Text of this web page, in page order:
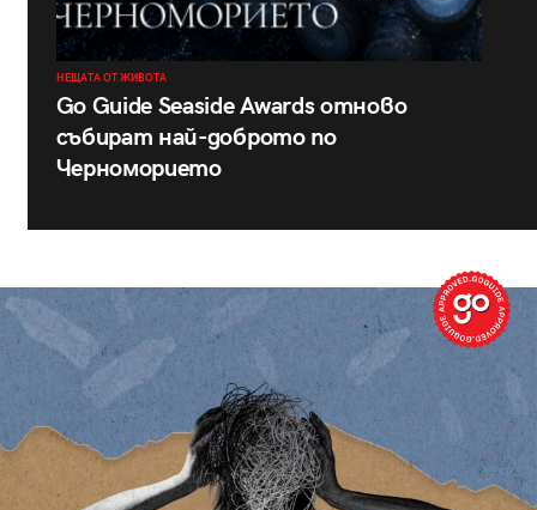
НЕЩАТА ОТ ЖИВОТА
Go Guide Seaside Awards отново
събират най-доброто по
Черноморието